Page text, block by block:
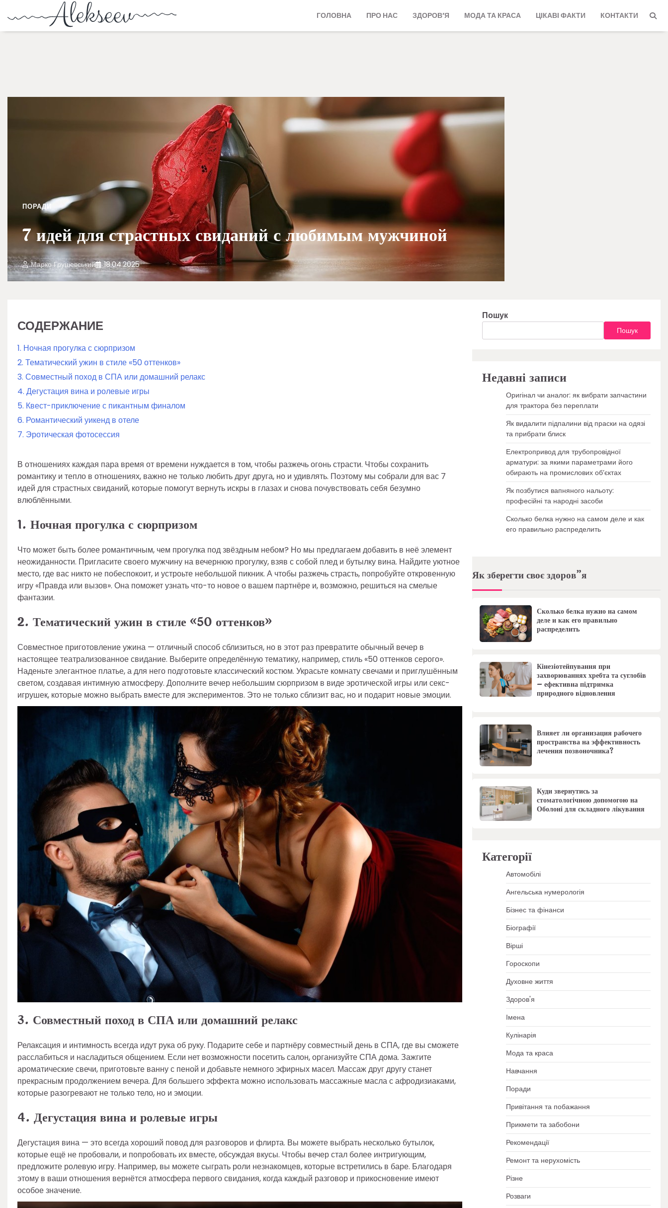
ГОЛОВНА ПРО НАС ЗДОРОВ’Я МОДА ТА КРАСА ЦІКАВІ ФАКТИ КОНТАКТИ
ПОРАДИ
7 идей для страстных свиданий с любимым мужчиной
Марко Грушевський 18.04.2025
СОДЕРЖАНИЕ
1. Ночная прогулка с сюрпризом
2. Тематический ужин в стиле «50 оттенков»
3. Совместный поход в СПА или домашний релакс
4. Дегустация вина и ролевые игры
5. Квест-приключение с пикантным финалом
6. Романтический уикенд в отеле
7. Эротическая фотосессия
В отношениях каждая пара время от времени нуждается в том, чтобы разжечь огонь страсти. Чтобы сохранить
романтику и тепло в отношениях, важно не только любить друг друга, но и удивлять. Поэтому мы собрали для вас 7
идей для страстных свиданий, которые помогут вернуть искры в глазах и снова почувствовать себя безумно
влюблёнными.
1. Ночная прогулка с сюрпризом
Что может быть более романтичным, чем прогулка под звёздным небом? Но мы предлагаем добавить в неё элемент
неожиданности. Пригласите своего мужчину на вечернюю прогулку, взяв с собой плед и бутылку вина. Найдите уютное
место, где вас никто не побеспокоит, и устроьте небольшой пикник. А чтобы разжечь страсть, попробуйте откровенную
игру «Правда или вызов». Она поможет узнать что-то новое о вашем партнёре и, возможно, решиться на смелые
фантазии.
2. Тематический ужин в стиле «50 оттенков»
Совместное приготовление ужина — отличный способ сблизиться, но в этот раз превратите обычный вечер в
настоящее театрализованное свидание. Выберите определённую тематику, например, стиль «50 оттенков серого».
Наденьте элегантное платье, а для него подготовьте классический костюм. Украсьте комнату свечами и приглушённым
светом, создавая интимную атмосферу. Дополните вечер небольшим сюрпризом в виде эротической игры или секс-
игрушек, которые можно выбрать вместе для экспериментов. Это не только сблизит вас, но и подарит новые эмоции.
3. Совместный поход в СПА или домашний релакс
Релаксация и интимность всегда идут рука об руку. Подарите себе и партнёру совместный день в СПА, где вы сможете
расслабиться и насладиться общением. Если нет возможности посетить салон, организуйте СПА дома. Зажгите
ароматические свечи, приготовьте ванну с пеной и добавьте немного эфирных масел. Массаж друг другу станет
прекрасным продолжением вечера. Для большего эффекта можно использовать массажные масла с афродизиаками,
которые разогревают не только тело, но и эмоции.
4. Дегустация вина и ролевые игры
Дегустация вина — это всегда хороший повод для разговоров и флирта. Вы можете выбрать несколько бутылок,
которые ещё не пробовали, и попробовать их вместе, обсуждая вкусы. Чтобы вечер стал более интригующим,
предложите ролевую игру. Например, вы можете сыграть роли незнакомцев, которые встретились в баре. Благодаря
этому в ваши отношения вернётся атмосфера первого свидания, когда каждый разговор и прикосновение имеют
особое значение.
Пошук
Пошук
Недавні записи
Оригінал чи аналог: як вибрати запчастини
для трактора без переплати
Як видалити підпалини від праски на одязі
та прибрати блиск
Електропривод для трубопровідної
арматури: за якими параметрами його
обирають на промислових об’єктах
Як позбутися вапняного нальоту:
професійні та народні засоби
Сколько белка нужно на самом деле и как
его правильно распределить
Як зберегти своє здоров”я
Сколько белка нужно на самом
деле и как его правильно
распределить
Кінезіотейпування при
захворюваннях хребта та суглобів
– ефективна підтримка
природного відновлення
Влияет ли организация рабочего
пространства на эффективность
лечения позвоночника?
Куди звернутись за
стоматологічною допомогою на
Оболоні для складного лікування
Категорії
Автомобілі
Ангельська нумерологія
Бізнес та фінанси
Біографії
Вірші
Гороскопи
Духовне життя
Здоров'я
Імена
Кулінарія
Мода та краса
Навчання
Поради
Привітання та побажання
Прикмети та забобони
Рекомендації
Ремонт та нерухомість
Різне
Розваги